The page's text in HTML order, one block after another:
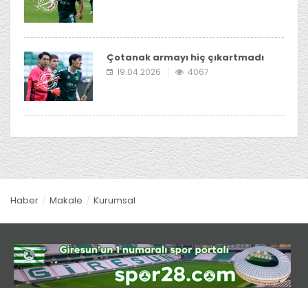
Çotanak armayı hiç çıkartmadı
19.04.2026 4067
Haber Makale Kurumsal